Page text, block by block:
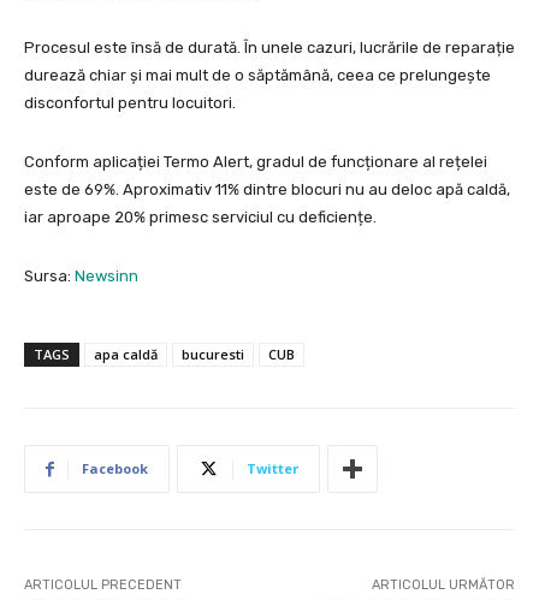
Procesul este însă de durată. În unele cazuri, lucrările de reparație
durează chiar și mai mult de o săptămână, ceea ce prelungește
disconfortul pentru locuitori.
Conform aplicației Termo Alert, gradul de funcționare al rețelei
este de 69%. Aproximativ 11% dintre blocuri nu au deloc apă caldă,
iar aproape 20% primesc serviciul cu deficiențe.
Sursa: Newsinn
TAGS apa caldă bucuresti CUB
Facebook Twitter
ARTICOLUL PRECEDENT ARTICOLUL URMĂTOR